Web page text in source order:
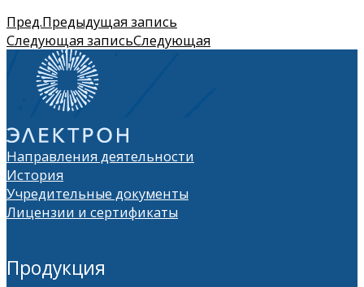
Пред.Предыдущая запись
Следующая записьСледующая
Направления деятельности
История
Учредительные документы
Лицензии и сертификаты
Продукция